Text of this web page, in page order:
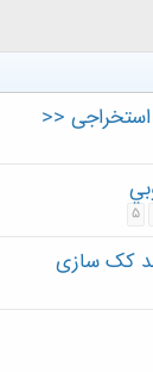
استخراجی <<
5